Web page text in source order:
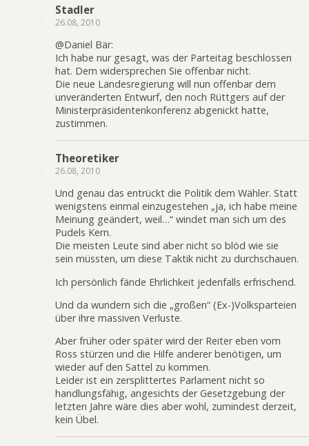
Stadler
26.08, 2010
@Daniel Bär:
Ich habe nur gesagt, was der Parteitag beschlossen
hat. Dem widersprechen Sie offenbar nicht.
Die neue Landesregierung will nun offenbar dem
unveränderten Entwurf, den noch Rüttgers auf der
Ministerpräsidentenkonferenz abgenickt hatte,
zustimmen.
Theoretiker
26.08, 2010
Und genau das entrückt die Politik dem Wähler. Statt
wenigstens einmal einzugestehen „ja, ich habe meine
Meinung geändert, weil…“ windet man sich um des
Pudels Kern.
Die meisten Leute sind aber nicht so blöd wie sie
sein müssten, um diese Taktik nicht zu durchschauen.
Ich persönlich fände Ehrlichkeit jedenfalls erfrischend.
Und da wundern sich die „großen“ (Ex-)Volksparteien
über ihre massiven Verluste.
Aber früher oder später wird der Reiter eben vom
Ross stürzen und die Hilfe anderer benötigen, um
wieder auf den Sattel zu kommen.
Leider ist ein zersplittertes Parlament nicht so
handlungsfähig, angesichts der Gesetzgebung der
letzten Jahre wäre dies aber wohl, zumindest derzeit,
kein Übel.